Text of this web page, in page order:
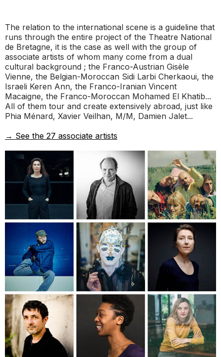
_ ACTION TERRITORIALE
_ ACTION CULTURELLE
_ TNB SOLIDAIRE
_ TNB ÉCO-RESPONSABLE
_ ARCHIVES ET RESSOURCES
_ RÉSIDENCES D'ARTISTE
_ INTERNATIONAL
_ FORMATION
_ INSERTION PROFESSIONNELLE
_ PROMOTIONS
_ INTERNATIONAL
_ NOUS SOUTENIR
_ CONTACTS ET INFOS PRATIQUES
_ NOS MÉCÈNES
_ DEVENEZ MÉCÈNE
_ SOUTENEZ LE FESTIVAL TNB
_ RENCONTRER
_ PRATIQUER
_ MARCHÉS
_ EMPLOIS / STAGES
>
>
>
The relation to the international scene is a guideline that
runs through the entire project of the Theatre National
de Bretagne, it is the case as well with the group of
associate artists of whom many come from a dual
cultural background ; the Franco-Austrian Gisèle
Vienne, the Belgian-Moroccan Sidi Larbi Cherkaoui, the
Israeli Keren Ann, the Franco-Iranian Vincent
Macaigne, the Franco-Moroccan Mohamed El Khatib...
All of them tour and create extensively abroad, just like
Phia Ménard, Xavier Veilhan, M/M, Damien Jalet...
→ See the 27 associate artists